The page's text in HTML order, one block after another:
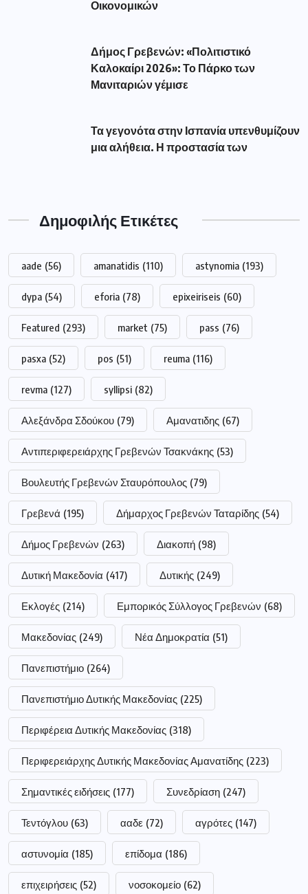
Οικονομικών
Δήμος Γρεβενών: «Πολιτιστικό
Καλοκαίρι 2026»: Το Πάρκο των
Μανιταριών γέμισε
Τα γεγονότα στην Ισπανία υπενθυμίζουν
μια αλήθεια. Η προστασία των
Δημοφιλής Ετικέτες
aade (56) amanatidis (110) astynomia (193)
dypa (54) eforia (78) epixeiriseis (60)
Featured (293) market (75) pass (76)
pasxa (52) pos (51) reuma (116)
revma (127) syllipsi (82)
Αλεξάνδρα Σδούκου (79) Αμανατιδης (67)
Αντιπεριφερειάρχης Γρεβενών Τσακνάκης (53)
Βουλευτής Γρεβενών Σταυρόπουλος (79)
Γρεβενά (195) Δήμαρχος Γρεβενών Ταταρίδης (54)
Δήμος Γρεβενών (263) Διακοπή (98)
Δυτική Μακεδονία (417) Δυτικής (249)
Εκλογές (214) Εμπορικός Σύλλογος Γρεβενών (68)
Μακεδονίας (249) Νέα Δημοκρατία (51)
Πανεπιστήμιο (264)
Πανεπιστήμιο Δυτικής Μακεδονίας (225)
Περιφέρεια Δυτικής Μακεδονίας (318)
Περιφερειάρχης Δυτικής Μακεδονίας Αμανατίδης (223)
Σημαντικές ειδήσεις (177) Συνεδρίαση (247)
Τεντόγλου (63) ααδε (72) αγρότες (147)
αστυνομία (185) επίδομα (186)
επιχειρήσεις (52) νοσοκομείο (62)